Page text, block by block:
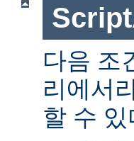
다음 조
리에서
할 수 있